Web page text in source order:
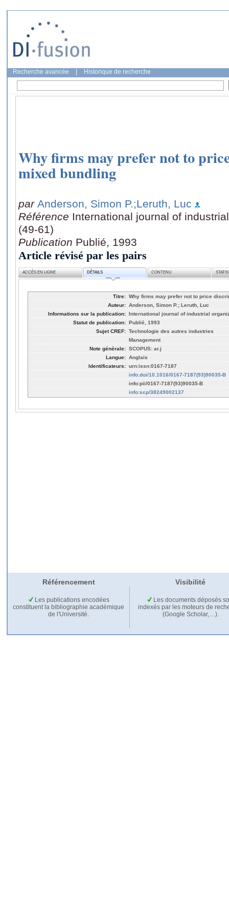
Recherche avancée Historique de recherche
Why firms may prefer not to
mixed bundling
par Anderson, Simon P.;Leruth, Luc
Référence International journal of
(49-61)
Publication Publié, 1993
Article révisé par les pairs
ACCÈS EN LIGNE DÉTAILS CONTENU
Titre: Why firms may prefer not to price
Auteur: Anderson, Simon P.; Leruth, Luc
Informations sur la publication: International journal of industrial
Statut de publication: Publié, 1993
Sujet CREF: Technologie des autres industries
Management
Note générale: SCOPUS: ar.j
Langue: Anglais
Identificateurs: urn:issn:0167-7187
info:doi/10.1016/0167-7187(93)90035-B
info:pii/0167-7187(93)90035-B
info:scp/38249002137
Référencement Visibilité
Les publications encodées
constituent la bibliographie académique
de l'Université.
Les documents déposés
indexés par les moteurs de
(Google Scholar,…).